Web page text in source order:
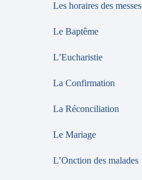
Les horaires des messes
Le Baptême
L’Eucharistie
La Confirmation
La Réconciliation
Le Mariage
L’Onction des malades